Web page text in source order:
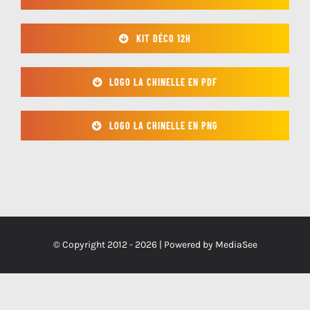
KIT DÉCO 12H
LOGO LA CHINELLE EN PDF
LOGO LA CHINELLE EN PNG
© Copyright 2012 - 2026 | Powered by MediaSee